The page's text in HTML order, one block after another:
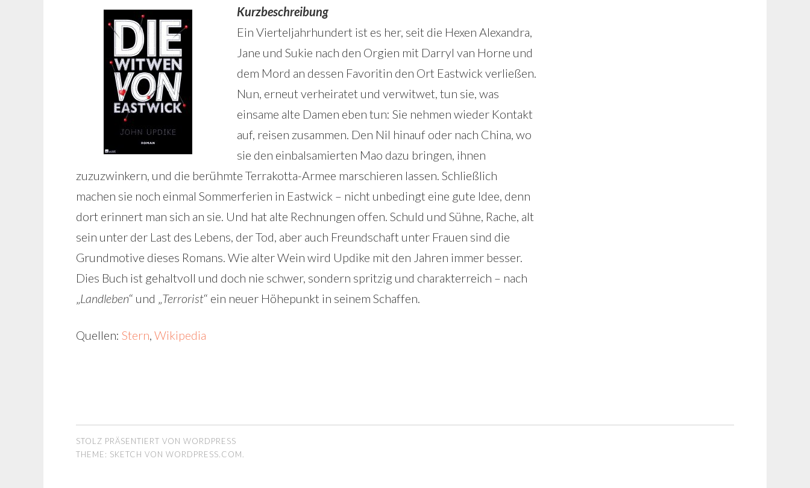
Kurzbeschreibung
Ein Vierteljahrhundert ist es her, seit die Hexen Alexandra,
Jane und Sukie nach den Orgien mit Darryl van Horne und
dem Mord an dessen Favoritin den Ort Eastwick verließen.
Nun, erneut verheiratet und verwitwet, tun sie, was
einsame alte Damen eben tun: Sie nehmen wieder Kontakt
auf, reisen zusammen. Den Nil hinauf oder nach China, wo
sie den einbalsamierten Mao dazu bringen, ihnen
zuzuzwinkern, und die berühmte Terrakotta-Armee marschieren lassen. Schließlich
machen sie noch einmal Sommerferien in Eastwick – nicht unbedingt eine gute Idee, denn
dort erinnert man sich an sie. Und hat alte Rechnungen offen. Schuld und Sühne, Rache, alt
sein unter der Last des Lebens, der Tod, aber auch Freundschaft unter Frauen sind die
Grundmotive dieses Romans. Wie alter Wein wird Updike mit den Jahren immer besser.
Dies Buch ist gehaltvoll und doch nie schwer, sondern spritzig und charakterreich – nach
„Landleben“ und „Terrorist“ ein neuer Höhepunkt in seinem Schaffen.
Quellen: Stern, Wikipedia
STOLZ PRÄSENTIERT VON WORDPRESS
THEME: SKETCH VON WORDPRESS.COM